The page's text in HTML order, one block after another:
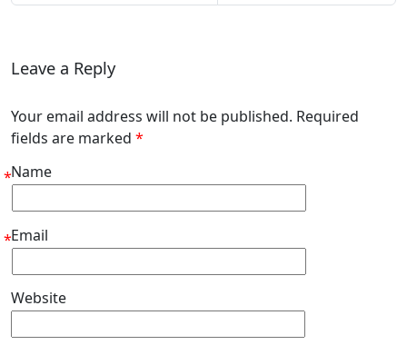
Leave a Reply
Your email address will not be published. Required
fields are marked *
Name
*
Email
*
Website